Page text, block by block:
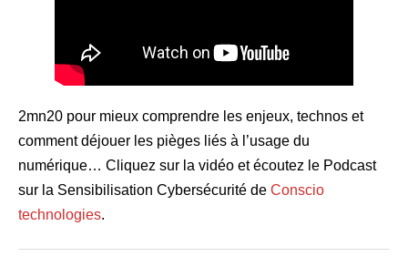
2mn20 pour mieux comprendre les enjeux, technos et
comment déjouer les pièges liés à l’usage du
numérique… Cliquez sur la vidéo et écoutez le Podcast
sur la Sensibilisation Cybersécurité de Conscio
technologies.